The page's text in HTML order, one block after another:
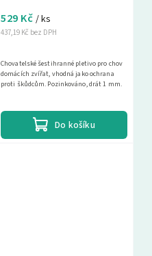
437,19 Kč bez DPH
529 Kč / ks
Do košíku
Chovatelské šestihranné pletivo pro chov
domácích zvířat, vhodná jako ochrana
proti škůdcům. Pozinkováno, drát 1 mm.